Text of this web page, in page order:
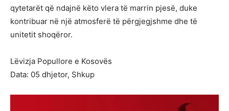
qytetarët që ndajnë këto vlera të marrin pjesë, duke
kontribuar në një atmosferë të përgjegjshme dhe të
unitetit shoqëror.
Lëvizja Popullore e Kosovës
Data: 05 dhjetor, Shkup